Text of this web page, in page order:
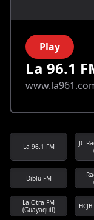
Play
La 96.1
La 96.1 FM
JC
Diblu FM
La Otra FM
(Guayaquil)